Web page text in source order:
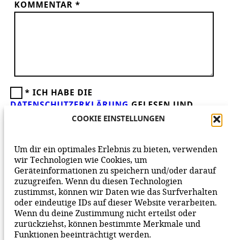
COOKIE EINSTELLUNGEN
Um dir ein optimales Erlebnis zu bieten, verwenden
wir Technologien wie Cookies, um
Geräteinformationen zu speichern und/oder darauf
zuzugreifen. Wenn du diesen Technologien
zustimmst, können wir Daten wie das Surfverhalten
oder eindeutige IDs auf dieser Website verarbeiten.
Wenn du deine Zustimmung nicht erteilst oder
zurückziehst, können bestimmte Merkmale und
Funktionen beeinträchtigt werden.
KOMMENTAR *
* ICH HABE DIE
DATENSCHUTZERKLÄRUNG GELESEN UND
AKZEPTIERE DIESE.WIR FREUEN UNS ÜBER
MITEINANDER AUF UNSERER SEITE.